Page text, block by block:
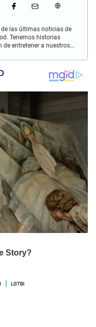
las últimas noticias de
Tenemos historias
entretener a nuestros
LGTBI